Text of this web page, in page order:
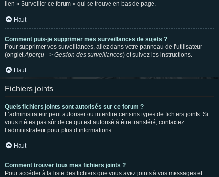
lien « Surveiller ce forum » qui se trouve en bas de page.
Haut
Comment puis-je supprimer mes surveillances de sujets ?
Pour supprimer vos surveillances, allez dans votre panneau de l’utilisateur
(ongletAperçu --> Gestion des surveillances) et suivez les instructions.
Haut
Fichiers joints
Quels fichiers joints sont autorisés sur ce forum ?
L’administrateur peut autoriser ou interdire certains types de fichiers joints. Si
vous n’êtes pas sûr de ce qui est autorisé à être transféré, contactez
l’administrateur pour plus d’informations.
Haut
Comment trouver tous mes fichiers joints ?
Pour accéder à la liste des fichiers que vous avez joints à vos messages et